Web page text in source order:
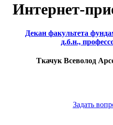
Интернет-
Декан факультета
д.б.н.,
Ткачук Всеволод
Задать